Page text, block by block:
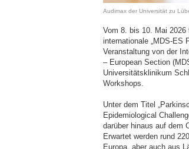
Audimax der Universität zu
Vom 8. bis 10. Mai
internationale „MDS-ES
Veranstaltung von der
– European Section
Universitätsklinikum
Workshops.
Unter dem Titel
Epidemiological
darüber hinaus auf dem
Erwartet werden rund
Europa, aber auch aus